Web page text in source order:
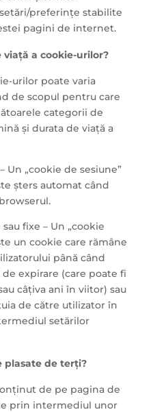
preferințe stabilite
pagini de internet.
viață a cookie-urilor?
urilor poate varia
de scopul pentru care
categorii de
și durata de viață a
Un „cookie de sesiune”
șters automat când
fixe – Un „cookie
un cookie care rămâne
până când
expirare (care poate fi
câțiva ani în viitor) sau
de către utilizator în
setărilor
plasate de terți?
de pe pagina de
prin intermediul unor